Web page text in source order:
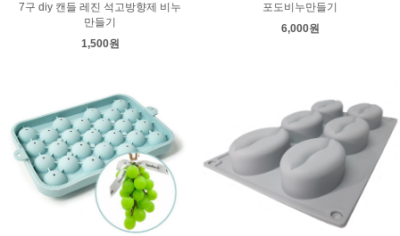
7구 diy 캔들 레진 석고방향제 비누
만들기
1,500원
포도비누만들기
6,000원